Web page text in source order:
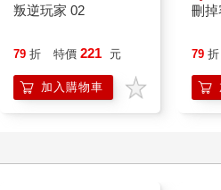
叛逆玩家 02
79 折 特價 221 元
加入購物車
刪
79 折